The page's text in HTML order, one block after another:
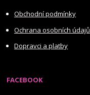
Obchodní podmínky
Ochrana osobních údajů
Dopravci a platby
FACEBOOK